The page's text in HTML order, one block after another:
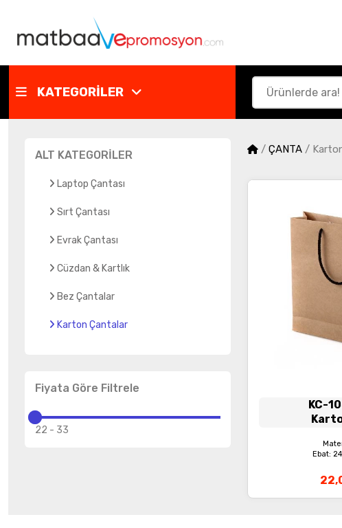
KATEGORİLER
ALT KATEGORİLER
Laptop Çantası
Sırt Çantası
Evrak Çantası
Cüzdan & Kartlık
Bez Çantalar
Karton Çantalar
Fiyata Göre Filtrele
22 - 33
/ ÇANTA /
KC-
Ebat: